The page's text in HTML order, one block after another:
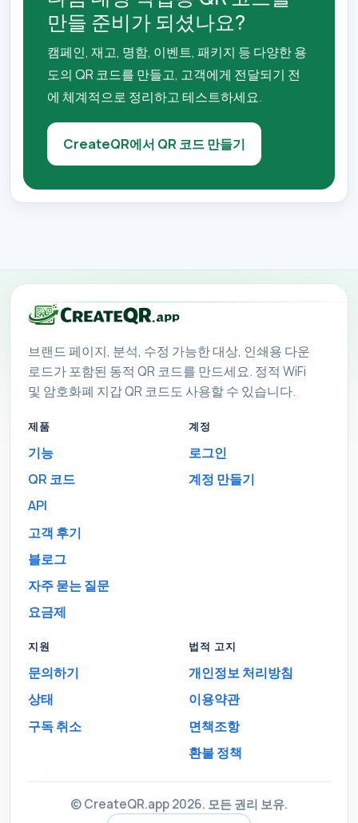
만들 준비가 되셨나요?
캠페인, 재고, 명함, 이벤트, 패키지 등 다양한 용
도의 QR 코드를 만들고, 고객에게 전달되기 전
에 체계적으로 정리하고 테스트하세요.
CreateQR에서 QR 코드 만들기
브랜드 페이지, 분석, 수정 가능한 대상, 인쇄용 다운
로드가 포함된 동적 QR 코드를 만드세요. 정적 WiFi
및 암호화폐 지갑 QR 코드도 사용할 수 있습니다.
제품
기능
QR 코드
API
고객 후기
블로그
자주 묻는 질문
요금제
계정
로그인
계정 만들기
지원
문의하기
상태
구독 취소
법적 고지
개인정보 처리방침
이용약관
면책조항
환불 정책
© CreateQR.app 2026. 모든 권리 보유.